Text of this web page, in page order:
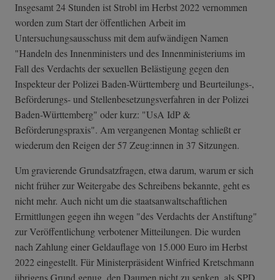
Insgesamt 24 Stunden ist Strobl im Herbst 2022 vernommen
worden zum Start der öffentlichen Arbeit im
Untersuchungsausschuss mit dem aufwändigen Namen
"Handeln des Innenministers und des Innenministeriums im
Fall des Verdachts der sexuellen Belästigung gegen den
Inspekteur der Polizei Baden-Württemberg und Beurteilungs-,
Beförderungs- und Stellenbesetzungsverfahren in der Polizei
Baden-Württemberg" oder kurz: "UsA IdP &
Beförderungspraxis". Am vergangenen Montag schließt er
wiederum den Reigen der 57 Zeug:innen in 37 Sitzungen.
Um gravierende Grundsatzfragen, etwa darum, warum er sich
nicht früher zur Weitergabe des Schreibens bekannte, geht es
nicht mehr. Auch nicht um die staatsanwaltschaftlichen
Ermittlungen gegen ihn wegen "des Verdachts der Anstiftung"
zur Veröffentlichung verbotener Mitteilungen. Die wurden
nach Zahlung einer Geldauflage von 15.000 Euro im Herbst
2022 eingestellt. Für Ministerpräsident Winfried Kretschmann